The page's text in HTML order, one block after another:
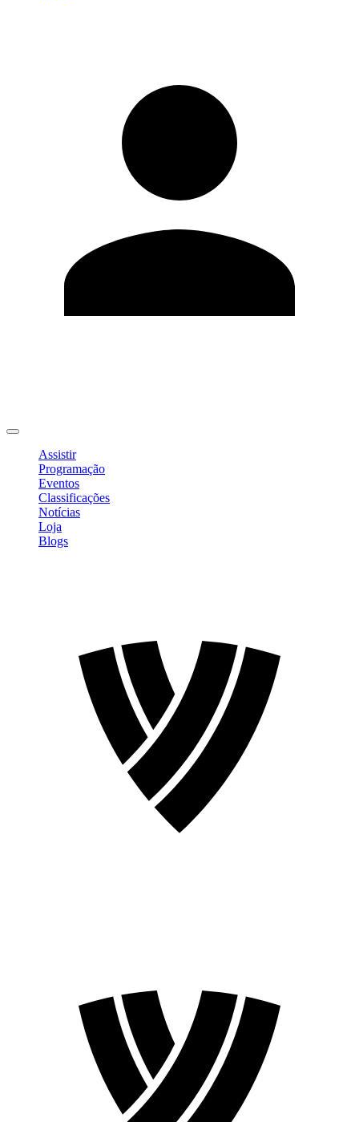
Assistir
Programação
Eventos
Classificações
Notícias
Loja
Blogs